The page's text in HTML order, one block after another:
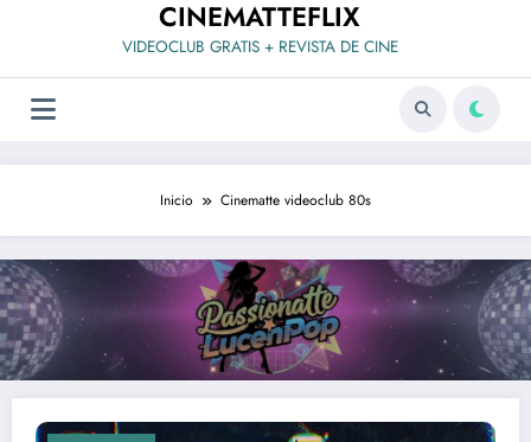
CINEMATTEFLIX
VIDEOCLUB GRATIS + REVISTA DE CINE
Inicio Cinematte videoclub 80s